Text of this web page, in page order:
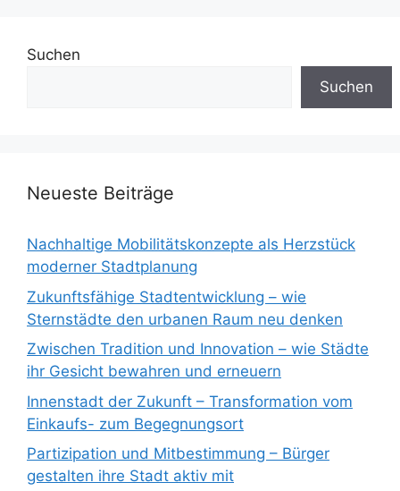
Suchen
Suchen
Neueste Beiträge
Nachhaltige Mobilitätskonzepte als Herzstück
moderner Stadtplanung
Zukunftsfähige Stadtentwicklung – wie
Sternstädte den urbanen Raum neu denken
Zwischen Tradition und Innovation – wie Städte
ihr Gesicht bewahren und erneuern
Innenstadt der Zukunft – Transformation vom
Einkaufs- zum Begegnungsort
Partizipation und Mitbestimmung – Bürger
gestalten ihre Stadt aktiv mit